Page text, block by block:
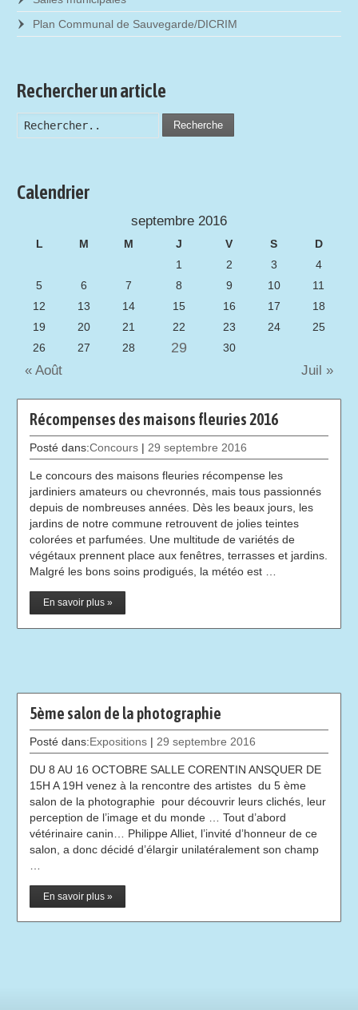
Récompenses des maisons fleuries 2016
Posté dans:Concours | 29 septembre 2016
Le concours des maisons fleuries récompense les
jardiniers amateurs ou chevronnés, mais tous passionnés
depuis de nombreuses années. Dès les beaux jours, les
jardins de notre commune retrouvent de jolies teintes
colorées et parfumées. Une multitude de variétés de
végétaux prennent place aux fenêtres, terrasses et jardins.
Malgré les bons soins prodigués, la météo est …
En savoir plus »
5ème salon de la photographie
Posté dans:Expositions | 29 septembre 2016
DU 8 AU 16 OCTOBRE SALLE CORENTIN ANSQUER DE
15H A 19H venez à la rencontre des artistes du 5 ème
salon de la photographie pour découvrir leurs clichés, leur
perception de l’image et du monde … Tout d’abord
vétérinaire canin… Philippe Alliet, l’invité d’honneur de ce
salon, a donc décidé d’élargir unilatéralement son champ
En savoir plus »
Plan Communal de Sauvegarde/DICRIM
Rechercher un article
Recherche
Calendrier
septembre 2016
L M M J V S
D
1
2 3
4
5
6 7 8 9 10
11
12
13 14 15 16 17
18
19
20 21 22 23 24
25
26
27 28 29 30
« Août Juil »